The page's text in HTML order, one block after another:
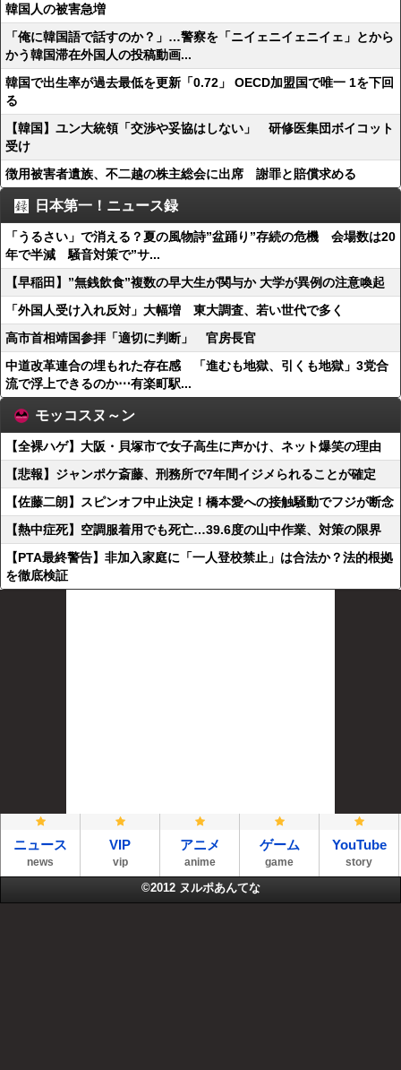
韓国人の被害急増
「俺に韓国語で話すのか？」…警察を「ニイェニイェニイェ」とから
かう韓国滞在外国人の投稿動画...
韓国で出生率が過去最低を更新「0.72」 OECD加盟国で唯一 1を下回
る
【韓国】ユン大統領「交渉や妥協はしない」 研修医集団ボイコット
受け
徴用被害者遺族、不二越の株主総会に出席 謝罪と賠償求める
日本第一！ニュース録
「うるさい」で消える？夏の風物詩”盆踊り”存続の危機 会場数は20
年で半減 騒音対策で”サ...
【早稲田】”無銭飲食”複数の早大生が関与か 大学が異例の注意喚起
「外国人受け入れ反対」大幅増 東大調査、若い世代で多く
高市首相靖国参拝「適切に判断」 官房長官
中道改革連合の埋もれた存在感 「進むも地獄、引くも地獄」3党合
流で浮上できるのか⋯有楽町駅...
モッコスヌ～ン
【全裸ハゲ】大阪・貝塚市で女子高生に声かけ、ネット爆笑の理由
【悲報】ジャンポケ斎藤、刑務所で7年間イジメられることが確定
【佐藤二朗】スピンオフ中止決定！橋本愛への接触騒動でフジが断念
【熱中症死】空調服着用でも死亡…39.6度の山中作業、対策の限界
【PTA最終警告】非加入家庭に「一人登校禁止」は合法か？法的根拠
を徹底検証
ニュース
news
VIP
vip
アニメ
anime
ゲーム
game
YouTube
story
©2012 ヌルポあんてな